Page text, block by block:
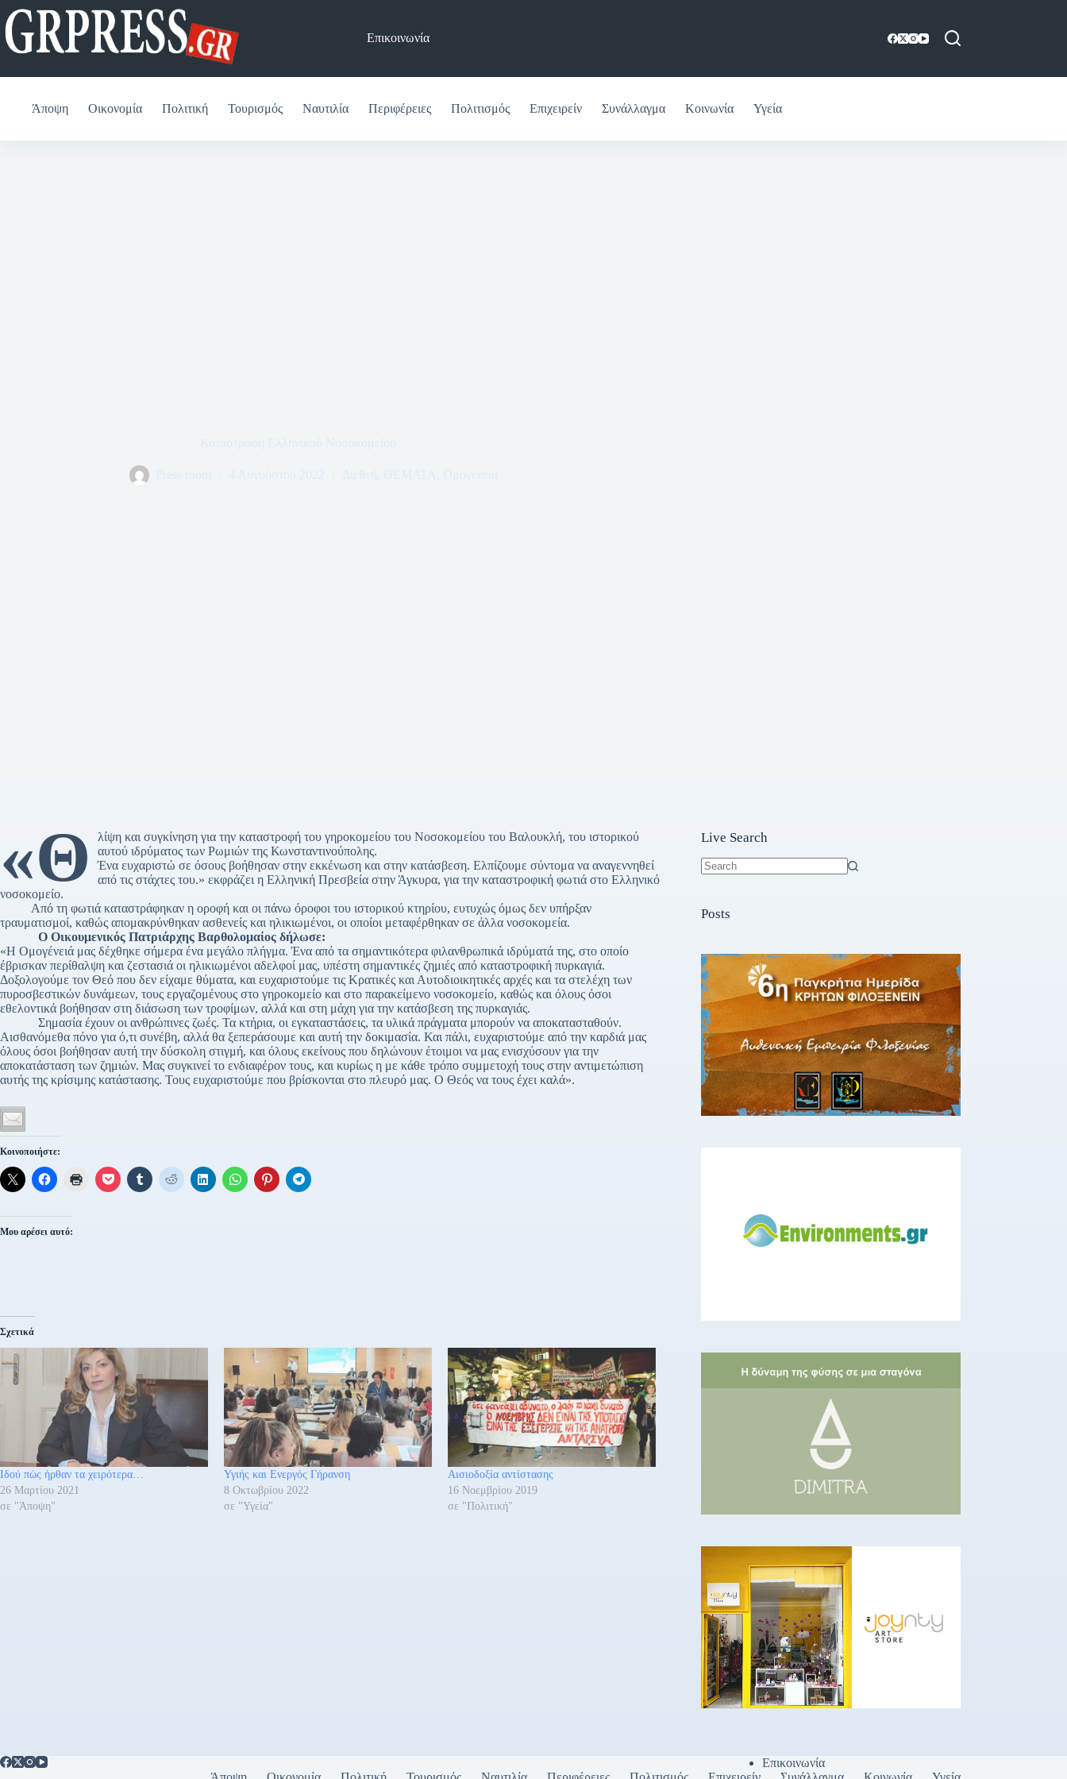
Μετάβαση
στο
περιεχόμενο
Επικοινωνία
Άποψη Οικονομία Πολιτική Τουρισμός Ναυτιλία Περιφέρειες Πολιτισμός Επιχειρείν Συνάλλαγμα Κοινωνία Υγεία
«Θ
λίψη και συγκίνηση για την καταστροφή του γηροκομείου του Νοσοκομείου του Βαλουκλή, του ιστορικού
αυτού ιδρύματος των Ρωμιών της Κωνσταντινούπολης.
Ένα ευχαριστώ σε όσους βοήθησαν στην εκκένωση και στην κατάσβεση. Ελπίζουμε σύντομα να αναγεννηθεί
από τις στάχτες του.» εκφράζει η Ελληνική Πρεσβεία στην Άγκυρα, για την καταστροφική φωτιά στο Ελληνικό
νοσοκομείο.
Από τη φωτιά καταστράφηκαν η οροφή και οι πάνω όροφοι του ιστορικού κτηρίου, ευτυχώς όμως δεν υπήρξαν
τραυματισμοί, καθώς απομακρύνθηκαν ασθενείς και ηλικιωμένοι, οι οποίοι μεταφέρθηκαν σε άλλα νοσοκομεία.
O Οικουμενικός Πατριάρχης Βαρθολομαίος δήλωσε:
«Η Ομογένειά μας δέχθηκε σήμερα ένα μεγάλο πλήγμα. Ένα από τα σημαντικότερα φιλανθρωπικά ιδρύματά της, στο οποίο
έβρισκαν περίθαλψη και ζεστασιά οι ηλικιωμένοι αδελφοί μας, υπέστη σημαντικές ζημιές από καταστροφική πυρκαγιά.
Δοξολογούμε τον Θεό που δεν είχαμε θύματα, και ευχαριστούμε τις Κρατικές και Αυτοδιοικητικές αρχές και τα στελέχη των
πυροσβεστικών δυνάμεων, τους εργαζομένους στο γηροκομείο και στο παρακείμενο νοσοκομείο, καθώς και όλους όσοι
εθελοντικά βοήθησαν στη διάσωση των τροφίμων, αλλά και στη μάχη για την κατάσβεση της πυρκαγιάς.
Σημασία έχουν οι ανθρώπινες ζωές. Τα κτήρια, οι εγκαταστάσεις, τα υλικά πράγματα μπορούν να αποκατασταθούν.
Αισθανόμεθα πόνο για ό,τι συνέβη, αλλά θα ξεπεράσουμε και αυτή την δοκιμασία. Και πάλι, ευχαριστούμε από την καρδιά μας
όλους όσοι βοήθησαν αυτή την δύσκολη στιγμή, και όλους εκείνους που δηλώνουν έτοιμοι να μας ενισχύσουν για την
αποκατάσταση των ζημιών. Μας συγκινεί το ενδιαφέρον τους, και κυρίως η με κάθε τρόπο συμμετοχή τους στην αντιμετώπιση
αυτής της κρίσιμης κατάστασης. Τους ευχαριστούμε που βρίσκονται στο πλευρό μας. Ο Θεός να τους έχει καλά».
Κοινοποιήστε:
Μου αρέσει αυτό:
Σχετικά
Iδού πώς ήρθαν τα χειρότερα…
26 Μαρτίου 2021
σε "Άποψη"
Υγιής και Ενεργός Γήρανση
8 Οκτωβρίου 2022
σε "Υγεία"
Αισιοδοξία αντίστασης
16 Νοεμβρίου 2019
σε "Πολιτική"
Live Search
Posts
Επικοινωνία